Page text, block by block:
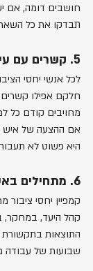
חושבים דומה, אם
תבדקו את כל
5. קשרים עם עיתונאים
לכל אנשי יחסי
חלקם אפילו קשרים
מחויבים קודם כל
אם ההצעה של איש
היא פשוט לא
6. מתחילים באסטרטגיה
קמפיין יחסי
קהל היעד, במחקר,
התוצאות
שבועות של עבודה